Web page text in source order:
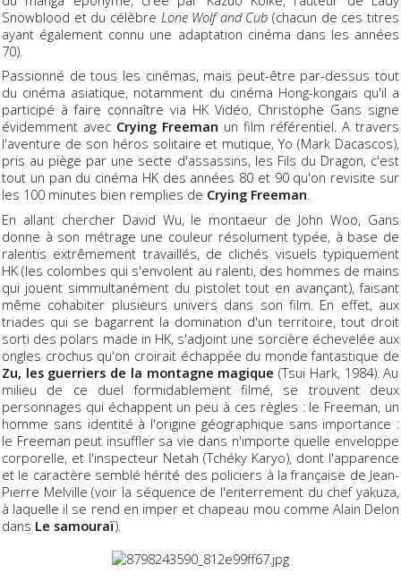
Snowblood et du célèbre Lone Wolf and Cub (chacun de ces titres
ayant également connu une adaptation cinéma dans les années
70).
Passionné de tous les cinémas, mais peut-être par-dessus tout
du cinéma asiatique, notamment du cinéma Hong-kongais qu'il a
participé à faire connaître via HK Vidéo, Christophe Gans signe
évidemment avec Crying Freeman un film référentiel. A travers
l'aventure de son héros solitaire et mutique, Yo (Mark Dacascos),
pris au piège par une secte d'assassins, les Fils du Dragon, c'est
tout un pan du cinéma HK des années 80 et 90 qu'on revisite sur
les 100 minutes bien remplies de Crying Freeman.
En allant chercher David Wu, le montaeur de John Woo, Gans
donne à son métrage une couleur résolument typée, à base de
ralentis extrêmement travaillés, de clichés visuels typiquement
HK (les colombes qui s'envolent au ralenti, des hommes de mains
qui jouent simmultanément du pistolet tout en avançant), faisant
même cohabiter plusieurs univers dans son film. En effet, aux
triades qui se bagarrent la domination d'un territoire, tout droit
sorti des polars made in HK, s'adjoint une sorcière échevelée aux
ongles crochus qu'on croirait échappée du monde fantastique de
Zu, les guerriers de la montagne magique (Tsui Hark, 1984). Au
milieu de ce duel formidablement filmé, se trouvent deux
personnages qui échappent un peu à ces règles : le Freeman, un
homme sans identité à l'origine géographique sans importance :
le Freeman peut insuffler sa vie dans n'importe quelle enveloppe
corporelle, et l'inspecteur Netah (Tchéky Karyo), dont l'apparence
et le caractère semblé hérité des policiers à la française de Jean-
Pierre Melville (voir la séquence de l'enterrement du chef yakuza,
à laquelle il se rend en imper et chapeau mou comme Alain Delon
dans Le samouraï).